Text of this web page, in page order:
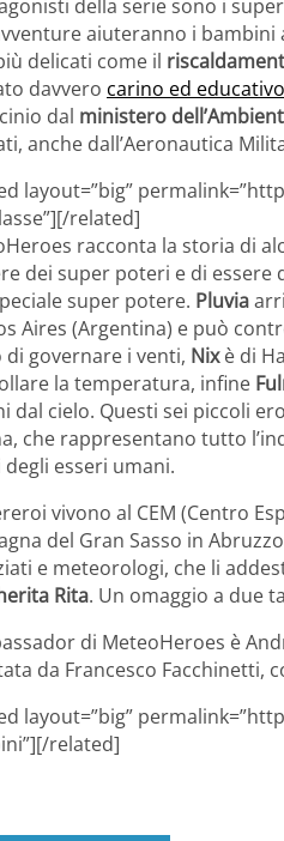
della serie sono i
aiuteranno i bambini
delicati come il
davvero carino ed educativo
dal ministero
anche dall’Aeronautica
layout=”big”
related]
racconta la storia di
dei super poteri e di
super potere. Pluvia
Aires (Argentina) e può
di governare i venti, Nixè di
la temperatura, infine
dal cielo. Questi sei piccoli
che rappresentano tutto
degli esseri umani.
vivono al CEM (Centro
del Gran Sasso in
e meteorologi, che li
Rita. Un omaggio a due
di MeteoHeroes è
da Francesco Facchinetti,
layout=”big”
related]